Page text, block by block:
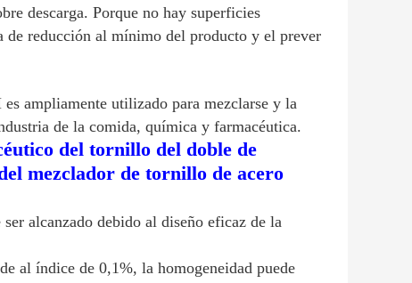
descarga. Porque no hay superficies
de reducción al mínimo del producto y el prever
ampliamente utilizado para mezclarse y la
de la comida, química y farmacéutica.
del tornillo del doble de
mezclador de tornillo de acero
alcanzado debido al diseño eficaz de la
al índice de 0,1%, la homogeneidad puede